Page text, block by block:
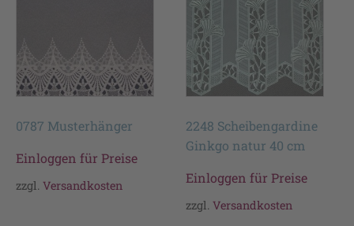
0787 Musterhänger
Einloggen für Preise
zzgl. Versandkosten
2248 Scheibengardine
Ginkgo natur 40 cm
Einloggen für Preise
zzgl.Versandkosten